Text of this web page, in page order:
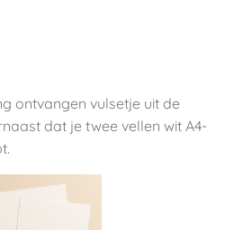
ontvangen vulsetje uit de
dat je twee vellen wit A4-